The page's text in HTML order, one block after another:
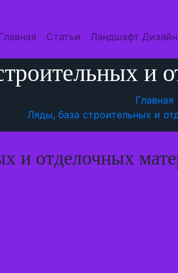
Статьи Ландшафт Дизайн
и
Главная
Ляды, база строительных и
и отделочных